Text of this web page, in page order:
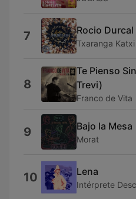
7 Rocio
Txaranga Katxi
8
Te Pienso
Trevi)
Franco de Vita
9 Bajo la Mesa
Morat
10 Lena
Intérprete